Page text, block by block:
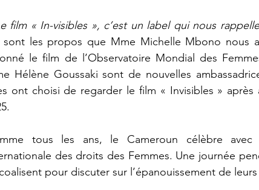
film « In-visibles », c’est un label qui nous
sont les propos que Mme Michelle Mbono nous
le film de l’Observatoire Mondial des
Hélène Goussaki sont de nouvelles
ont choisi de regarder le film « Invisibles »
tous les ans, le Cameroun célèbre
des droits des Femmes. Une journée
pour discuter sur l’épanouissement de